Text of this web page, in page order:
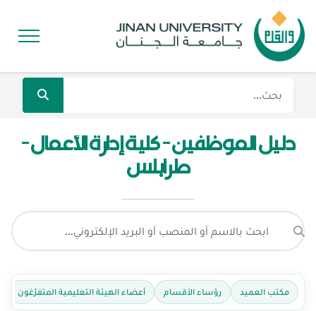
دليل الموظفين - كلية إدارة الأعمال -
طرابلس
مكتب العميد رؤساء الأقسام أعضاء الهيئة التعليمية المتفرّغون